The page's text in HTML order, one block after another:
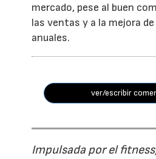
mercado, pese al buen
las ventas y a la mejora
anuales.
ver/escribir
Impulsada por el